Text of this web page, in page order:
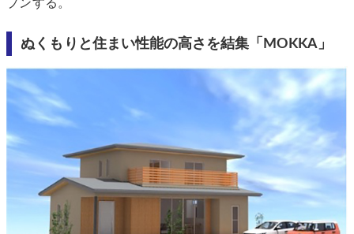
プンする。
ぬくもりと住まい性能の高さを結集「MOKKA」